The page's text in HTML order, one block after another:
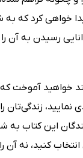
خواهی کرد که
رسیدن به آن
خواهید آموخت
نمایید، زندگی‌تان
این کتاب
انتخاب کنید، نه